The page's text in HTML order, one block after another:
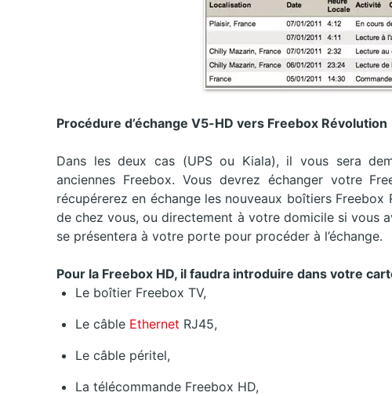
Procédure d’échange V5-HD vers Freebox Révolution
Dans les deux cas (UPS ou Kiala), il vous sera
anciennes Freebox. Vous devrez échanger votre
récupérerez en échange les nouveaux boîtiers
de chez vous, ou directement à votre domicile si vous
se présentera à votre porte pour procéder à l’échange.
Pour la Freebox HD, il faudra introduire dans votre
Le boîtier Freebox TV,
Le câble Ethernet RJ45,
Le câble péritel,
La télécommande Freebox HD,